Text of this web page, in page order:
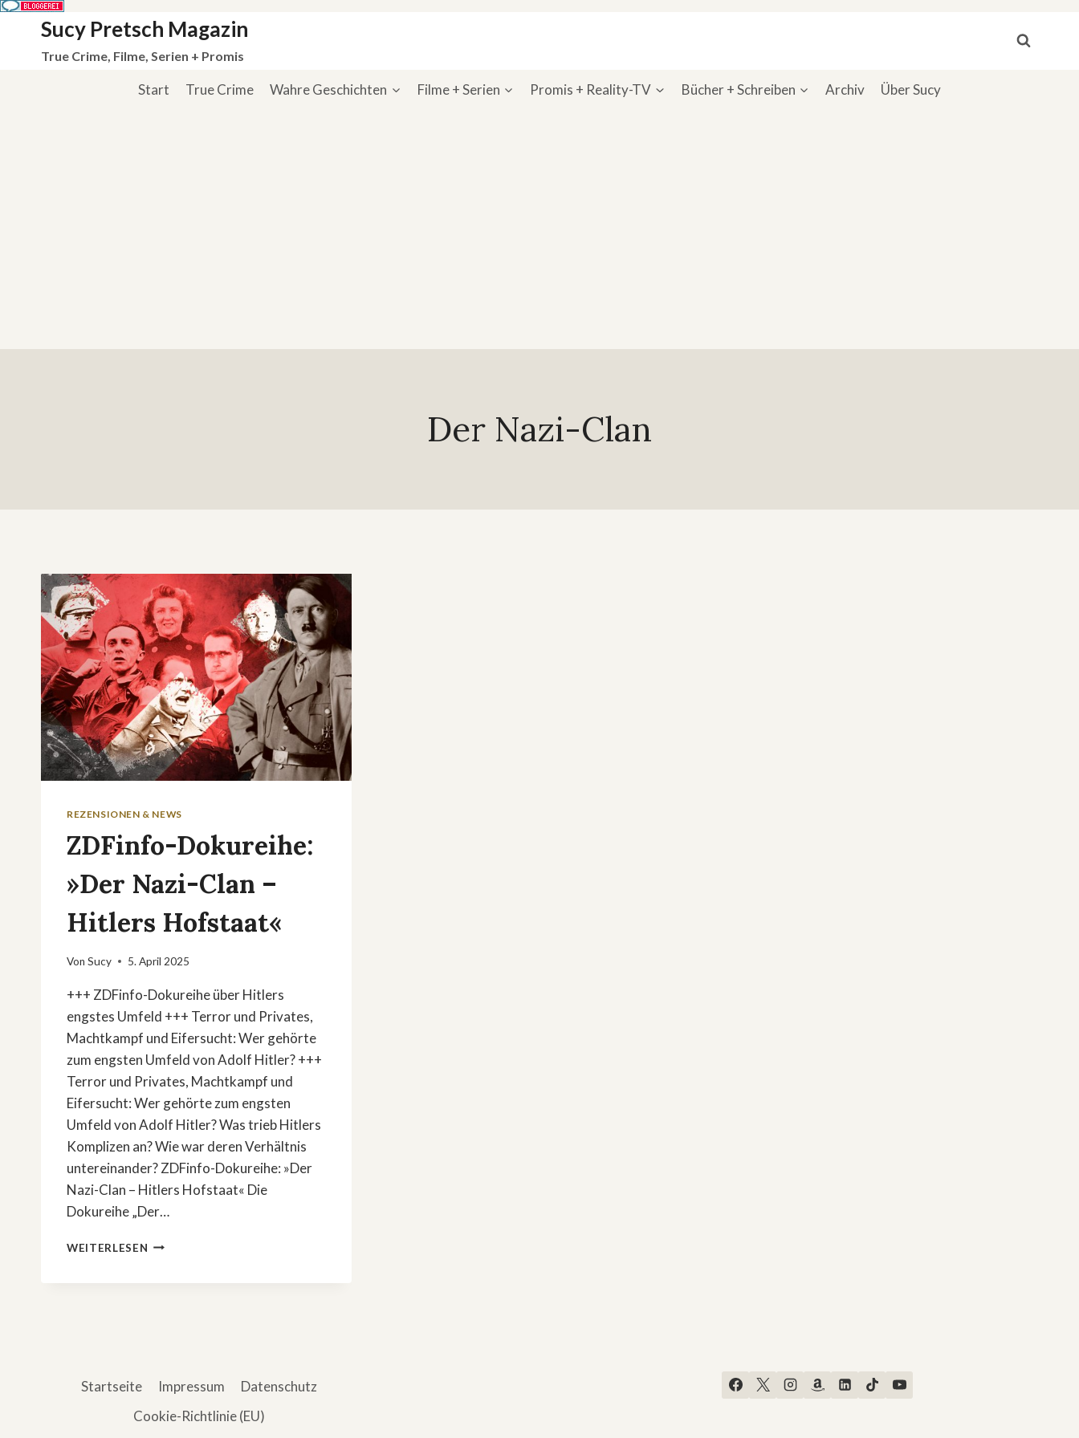
springen
Sucy Pretsch Magazin
True Crime, Filme, Serien + Promis
Start True Crime Wahre Geschichten Filme + Serien Promis + Reality-TV Bücher + Schreiben Archiv Über Sucy
Der Nazi-Clan
REZENSIONEN & NEWS
ZDFinfo-Dokureihe:
»Der Nazi-Clan –
Hitlers Hofstaat«
Von Sucy 5. April 2025
+++ ZDFinfo-Dokureihe über Hitlers
engstes Umfeld +++ Terror und Privates,
Machtkampf und Eifersucht: Wer gehörte
zum engsten Umfeld von Adolf Hitler? +++
Terror und Privates, Machtkampf und
Eifersucht: Wer gehörte zum engsten
Umfeld von Adolf Hitler? Was trieb Hitlers
Komplizen an? Wie war deren Verhältnis
untereinander? ZDFinfo-Dokureihe: »Der
Nazi-Clan – Hitlers Hofstaat« Die
Dokureihe „Der…
WEITERLESEN ZDFINFO-
Startseite Impressum
Datenschutz
Cookie-Richtlinie (EU)